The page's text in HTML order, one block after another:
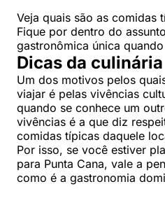
Veja quais são as comidas
Fique por dentro do
gastronômica única
Dicas da
Um dos motivos pelos
viajar é pelas vivências
quando se conhece um
vivências é a que diz
comidas típicas daquele
Por isso, se você estiver
para Punta Cana, vale a
como é a gastronomia